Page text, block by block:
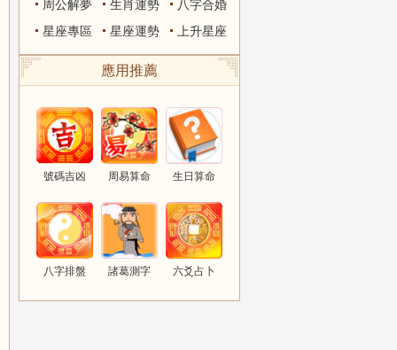
周公解夢 生肖運勢
八字合婚
星座專區
星座運勢 上升星座
應用推薦
號碼吉凶 周易算命 生日算命
八字排盤 諸葛測字 六爻占卜